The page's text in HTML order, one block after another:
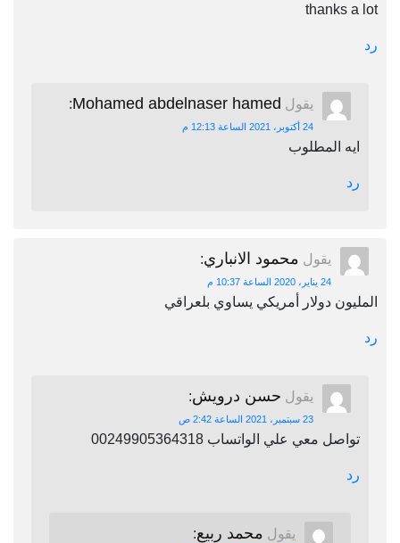
thanks a lot
رد
يقول Mohamed abdelnaser hamed
:
24 أكتوبر، 2021 الساعة 12:13 م
ايه المطلوب
رد
يقول محمود الانباري:
24 يناير، 2020 الساعة 10:37 م
المليون دولار أمريكي يساوي بلعراقي
رد
يقول حسن درويش:
23 سبتمبر، 2021 الساعة 2:42 ص
تواصل معي علي الواتساب 00249905364318
رد
يقول محمد ربيع: